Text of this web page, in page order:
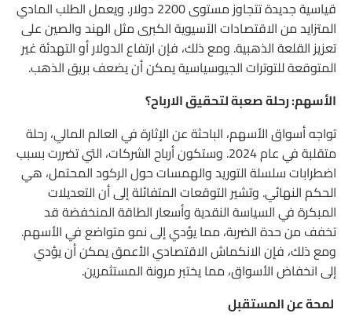
قياسية جديدة تتجاوز مستوى 2200 دولار. ويعمل الطلب المادي
المتزايد من الاقتصادات الآسيوية الكبرى مثل الهند والصين على
تعزيز القلعة الذهبية. ومع ذلك، فإن ارتفاع الدولار أو التهدئة غير
المتوقعة للتوترات الجيوسياسية يمكن أن يضعف بريق الذهب.
الأسهم: رحلة صعبة لتحقيق الارباح؟
تواجه أسواق الأسهم، الباحثة عن الإثارة في العالم المالي، رحلة
متقلبة في عام 2024. وستكون أرباح الشركات، التي تضررت بسبب
اضطرابات سلسلة التوريد والهمسات حول الركود المحتمل، هي
الحكم النهائي. وتشير التوقعات المتفائلة إلى أن التعديلات
المبكرة في السياسة النقدية وأسعار الطاقة المنخفضة قد
تخفف من حدة الضربة، مما يؤدي إلى نمو متواضع في الأسهم.
ومع ذلك، فإن الانكماش الاقتصادي الأعمق يمكن أن يؤدي
إلى انخفاض الأسواق، مما يختبر مرونة المستثمرين.
لمحة عن المستقبل